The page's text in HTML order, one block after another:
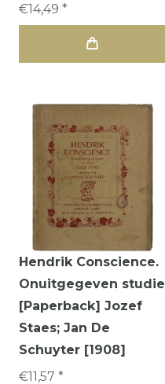
€14,49 *
Hendrik Conscience.
Onuitgegeven studie
[Paperback] Jozef
Staes; Jan De
Schuyter [1908]
€11,57 *